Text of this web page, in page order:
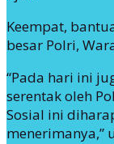
Keempat,
besar Polri,
“Pada hari ini
serentak oleh
Sosial ini
menerimanya,”